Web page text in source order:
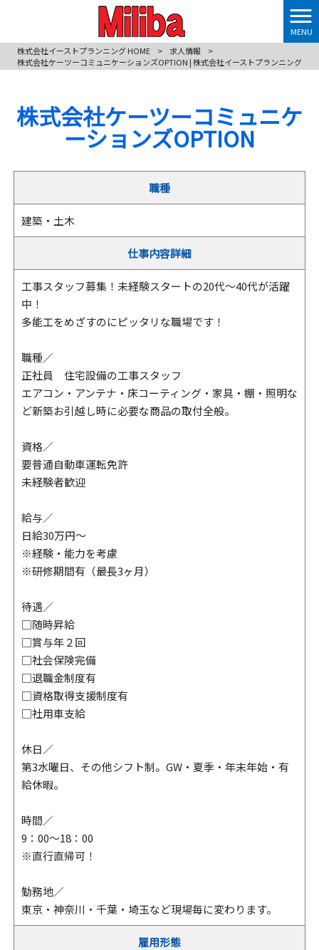
MENU
株式会社イーストプランニング HOME
> 求人情報
>
株式会社ケーツーコミュニケーションズOPTION | 株式会社イーストプランニング
株式会社ケーツーコミュニケ
ーションズOPTION
職種
建築・土木
仕事内容詳細
工事スタッフ募集！未経験スタートの20代～40代が活躍
中！
多能工をめざすのにピッタリな職場です！
職種／
正社員 住宅設備の工事スタッフ
エアコン・アンテナ・床コーティング・家具・棚・照明な
ど新築お引越し時に必要な商品の取付全般。
資格／
要普通自動車運転免許
未経験者歓迎
給与／
日給30万円～
※経験・能力を考慮
※研修期間有（最長3ヶ月）
待遇／
□随時昇給
□賞与年２回
□社会保険完備
□退職金制度有
□資格取得支援制度有
□社用車支給
休日／
第3水曜日、その他シフト制。GW・夏季・年末年始・有
給休暇。
時間／
9：00～18：00
※直行直帰可！
勤務地／
東京・神奈川・千葉・埼玉など現場毎に変わります。
雇用形態